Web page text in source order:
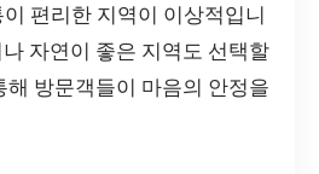
편리한 지역이 이상적입니
자연이 좋은 지역도 선택할
해 방문객들이 마음의 안정을